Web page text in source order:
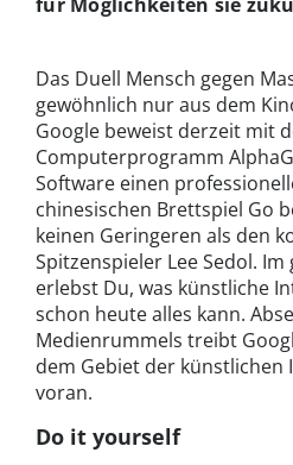
Das Duell Mensch gegen
gewöhnlich nur aus dem
Google beweist derzeit mit
Computerprogramm
Software einen
chinesischen Brettspiel Go
keinen Geringeren als den
Spitzenspieler Lee Sedol. Im
erlebst Du, was künstliche
schon heute alles kann.
Medienrummels treibt
dem Gebiet der künstlichen
voran.
Do it yourself